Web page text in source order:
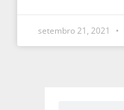
setembro 21, 2021